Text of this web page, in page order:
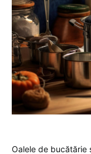
Oalele de bucătărie